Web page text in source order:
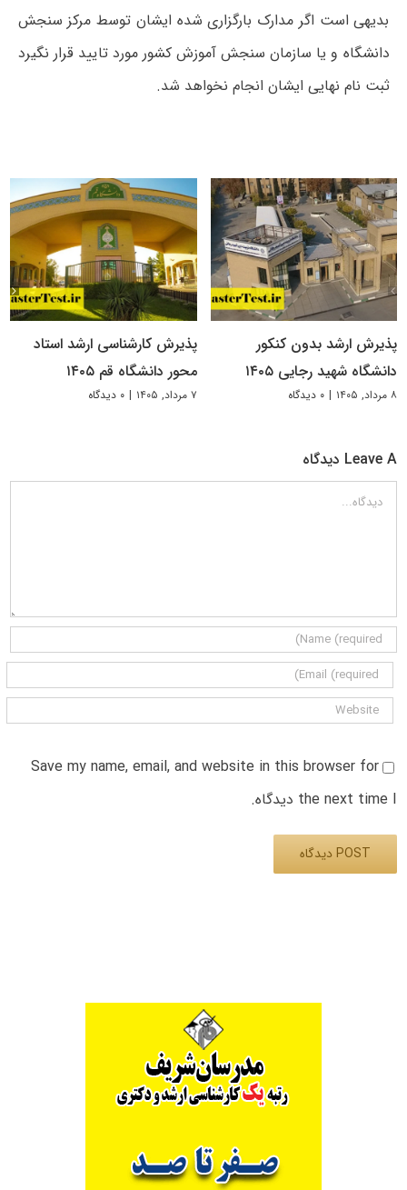
بدیهی است اگر مدارک بارگزاری شده ایشان توسط مرکز سنجش
دانشگاه و یا سازمان سنجش آموزش کشور مورد تایید قرار نگیرد
ثبت نام نهایی ایشان انجام نخواهد شد.
پذیرش ارشد بدون کنکور
دانشگاه شهید رجایی ۱۴۰۵
۸ مرداد, ۱۴۰۵ | ۰ دیدگاه
پذیرش کارشناسی ارشد استاد
محور دانشگاه قم ۱۴۰۵
۷ مرداد, ۱۴۰۵ | ۰ دیدگاه
Leave A دیدگاه
دیدگاه
Save my name, email, and website in this browser for
the next time I دیدگاه.